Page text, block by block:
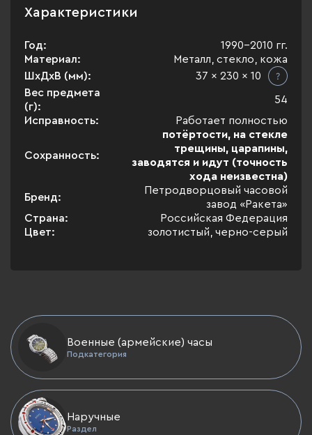
Характеристики
Год:
1990-2010 гг.
Материал:
Металл, стекло, кожа
ШхДхВ (мм):
37 x 230 x 10
Вес предмета
(г):
54
Исправность:
Работает полностью
Сохранность:
потёртости, на стекле
трещины, царапины,
заводятся и идут (точность
хода неизвестна)
Бренд:
Петродворцовый часовой
завод «Ракета»
Страна:
Российская Федерация
Цвет:
золотистый, черно-серый
Военные (армейские) часы
Подкатегория
Наручные
Раздел